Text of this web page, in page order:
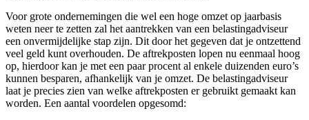
Voor grote ondernemingen die wel een hoge omzet op jaarbasis
weten neer te zetten zal het aantrekken van een belastingadviseur
een onvermijdelijke stap zijn. Dit door het gegeven dat je ontzettend
veel geld kunt overhouden. De aftrekposten lopen nu eenmaal hoog
op, hierdoor kan je met een paar procent al enkele duizenden euro’s
kunnen besparen, afhankelijk van je omzet. De belastingadviseur
laat je precies zien van welke aftrekposten er gebruikt gemaakt kan
worden. Een aantal voordelen opgesomd: